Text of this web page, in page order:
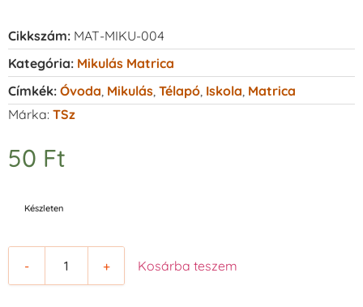
Cikkszám: MAT-MIKU-004
Kategória: Mikulás Matrica
Címkék: Óvoda Mikulás Télapó Iskola Matrica
Márka: TSz
50 Ft
Készleten
- + Kosárba teszem